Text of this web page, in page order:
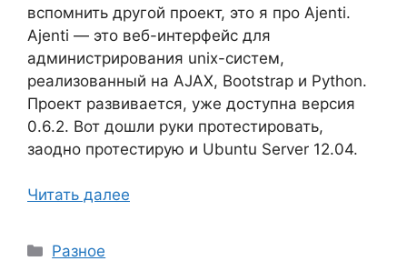
вспомнить другой проект, это я про Ajenti.
Ajenti — это веб-интерфейс для
администрирования unix-систем,
реализованный на AJAX, Bootstrap и Python.
Проект развивается, уже доступна версия
0.6.2. Вот дошли руки протестировать,
заодно протестирую и Ubuntu Server 12.04.
Читать далее
Рубрики
Разное